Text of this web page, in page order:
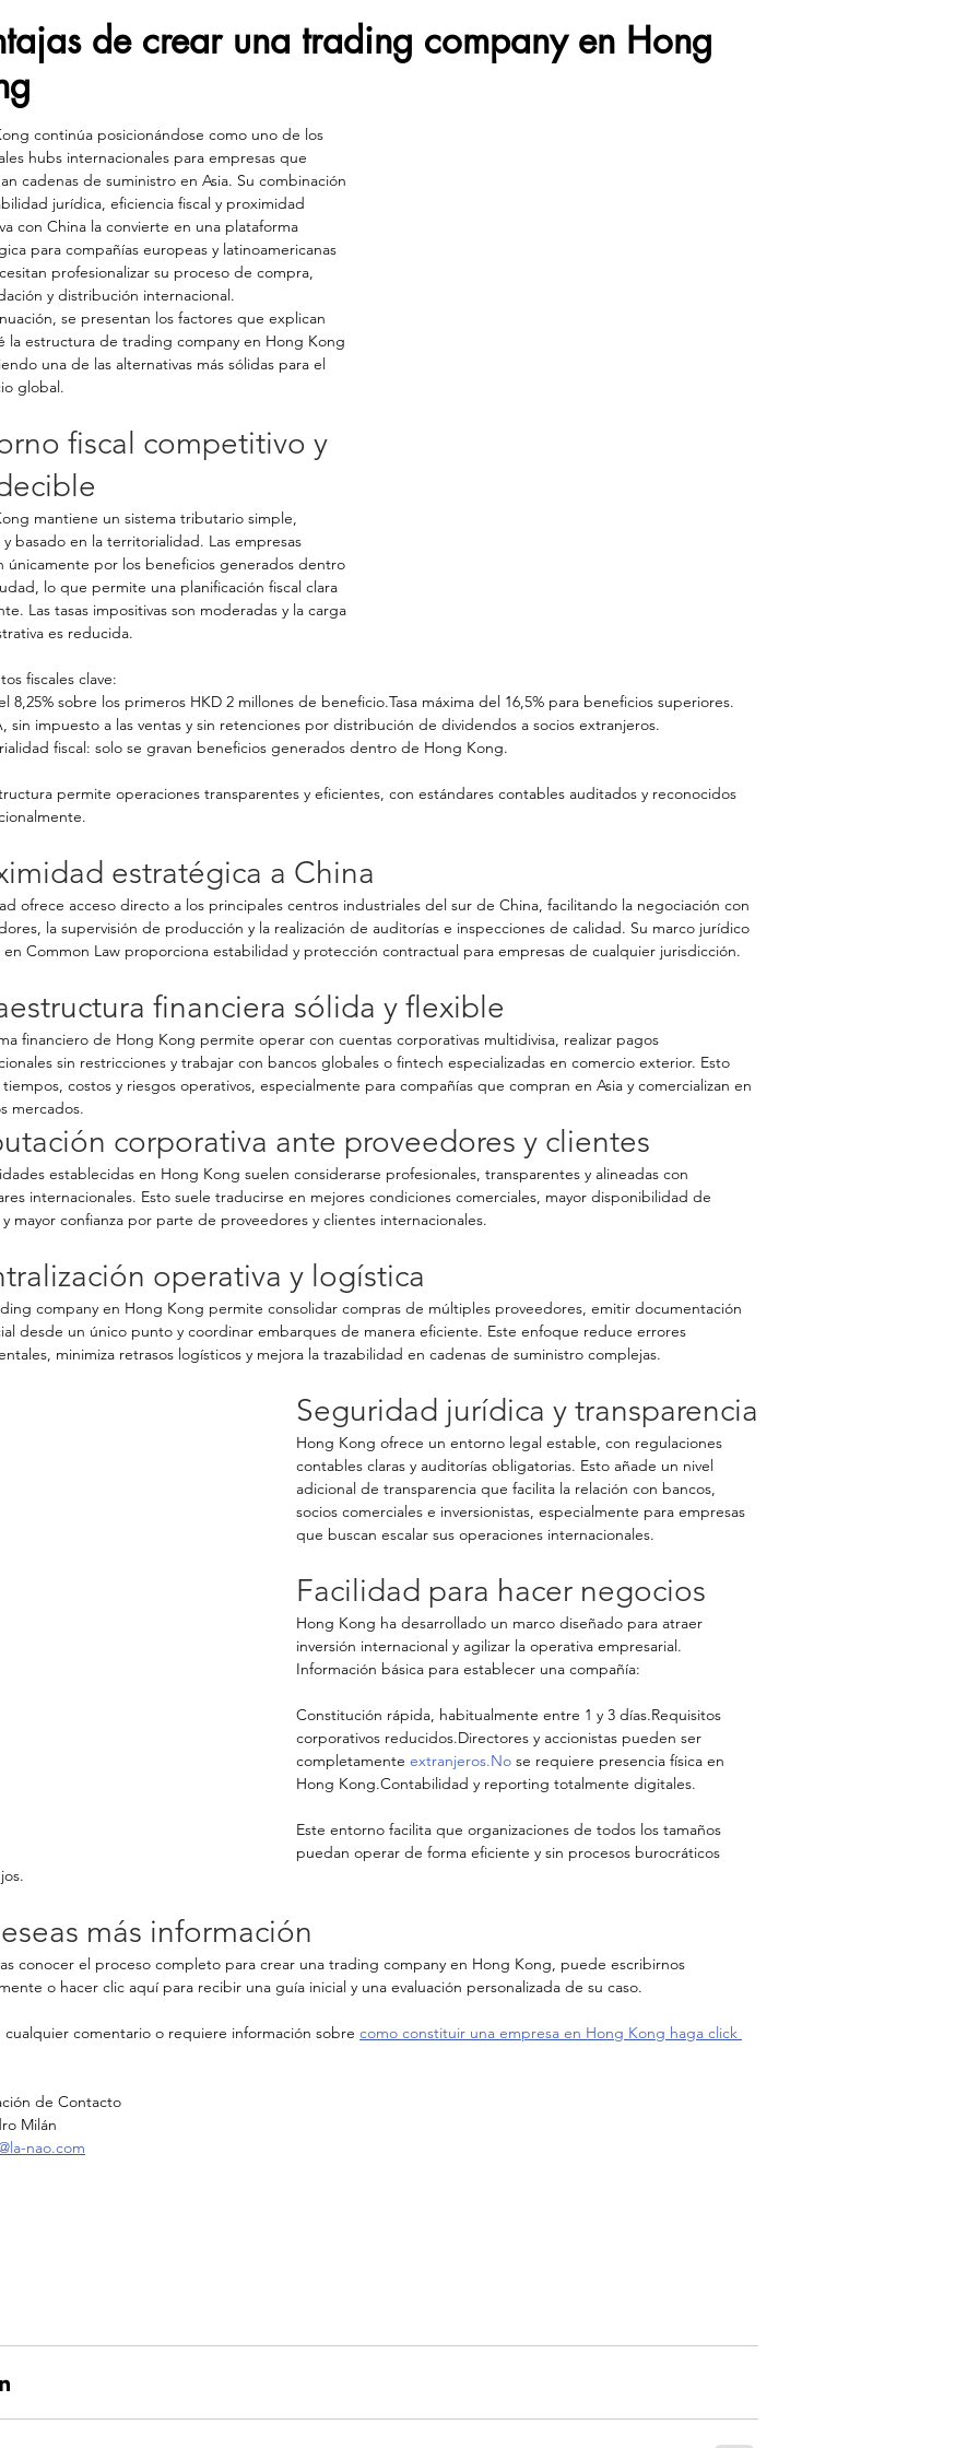
de crear una trading company en Hong
continúa posicionándose como uno de los
hubs internacionales para empresas que
cadenas de suministro en Asia. Su combinación
jurídica, eficiencia fiscal y proximidad
con China la convierte en una plataforma
para compañías europeas y latinoamericanas
profesionalizar su proceso de compra,
y distribución internacional.
se presentan los factores que explican
la estructura de trading company en Hong Kong
una de las alternativas más sólidas para el
global.
fiscal competitivo y
mantiene un sistema tributario simple,
basado en la territorialidad. Las empresas
únicamente por los beneficios generados dentro
lo que permite una planificación fiscal clara
Las tasas impositivas son moderadas y la carga
es reducida.
fiscales clave:
8,25% sobre los primeros HKD 2 millones de beneficio.Tasa máxima del 16,5% para beneficios superiores.
sin impuesto a las ventas y sin retenciones por distribución de dividendos a socios extranjeros.
fiscal: solo se gravan beneficios generados dentro de Hong Kong.
permite operaciones transparentes y eficientes, con estándares contables auditados y reconocidos
estratégica a China
ofrece acceso directo a los principales centros industriales del sur de China, facilitando la negociación con
la supervisión de producción y la realización de auditorías e inspecciones de calidad. Su marco jurídico
en Common Law proporciona estabilidad y protección contractual para empresas de cualquier jurisdicción.
financiera sólida y flexible
financiero de Hong Kong permite operar con cuentas corporativas multidivisa, realizar pagos
sin restricciones y trabajar con bancos globales o fintech especializadas en comercio exterior. Esto
costos y riesgos operativos, especialmente para compañías que compran en Asia y comercializan en
mercados.
corporativa ante proveedores y clientes
establecidas en Hong Kong suelen considerarse profesionales, transparentes y alineadas con
internacionales. Esto suele traducirse en mejores condiciones comerciales, mayor disponibilidad de
mayor confianza por parte de proveedores y clientes internacionales.
operativa y logística
company en Hong Kong permite consolidar compras de múltiples proveedores, emitir documentación
desde un único punto y coordinar embarques de manera eficiente. Este enfoque reduce errores
minimiza retrasos logísticos y mejora la trazabilidad en cadenas de suministro complejas.
Seguridad jurídica y transparencia
Hong Kong ofrece un entorno legal estable, con regulaciones
contables claras y auditorías obligatorias. Esto añade un nivel
adicional de transparencia que facilita la relación con bancos,
socios comerciales e inversionistas, especialmente para empresas
que buscan escalar sus operaciones internacionales.
Facilidad para hacer negocios
Hong Kong ha desarrollado un marco diseñado para atraer
inversión internacional y agilizar la operativa empresarial.
Información básica para establecer una compañía:
Constitución rápida, habitualmente entre 1 y 3 días.Requisitos
corporativos reducidos.Directores y accionistas pueden ser
completamente extranjeros.No se requiere presencia física en
Hong Kong.Contabilidad y reporting totalmente digitales.
Este entorno facilita que organizaciones de todos los tamaños
puedan operar de forma eficiente y sin procesos burocráticos
más información
conocer el proceso completo para crear una trading company en Hong Kong, puede escribirnos
o hacer clic aquí para recibir una guía inicial y una evaluación personalizada de su caso.
cualquier comentario o requiere información sobre como constituir una empresa en Hong Kong haga click
de Contacto
Milán
nao.com